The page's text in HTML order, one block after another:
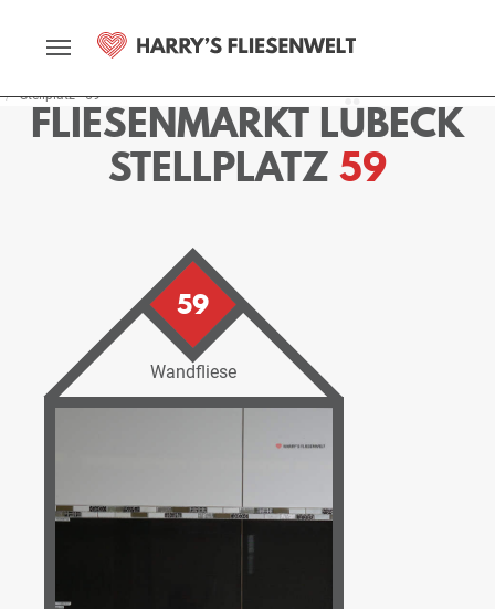
Stellplatz - 59
FLIESENMARKT LÜBECK
STELLPLATZ 59
59
Wandfliese